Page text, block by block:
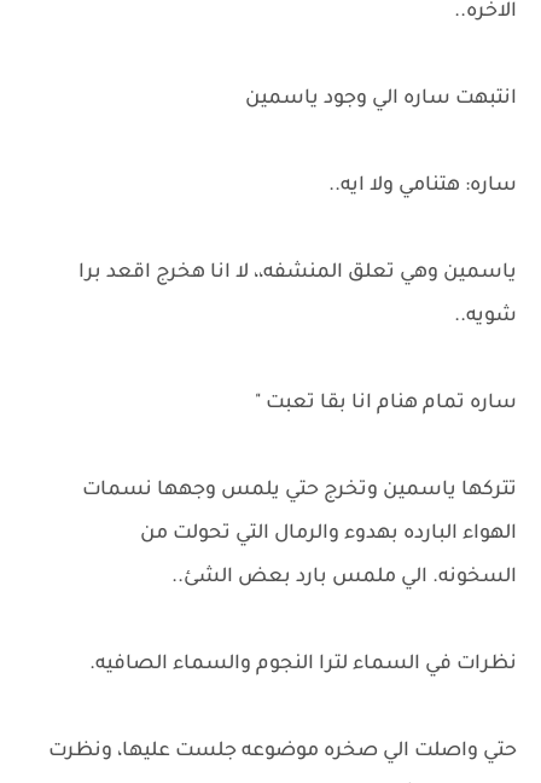
الاخره..
انتبهت ساره الي وجود ياسمين
ساره: هتنامي ولا ايه..
ياسمين وهي تعلق المنشفه،، لا انا هخرج اقعد برا
شويه..
ساره تمام هنام انا بقا تعبت "
تتركها ياسمين وتخرج حتي يلمس وجهها نسمات
الهواء البارده بهدوء والرمال التي تحولت من
السخونه. الي ملمس بارد بعض الشئ..
نظرات في السماء لترا النجوم والسماء الصافيه.
حتي واصلت الي صخره موضوعه جلست عليها، ونظرت